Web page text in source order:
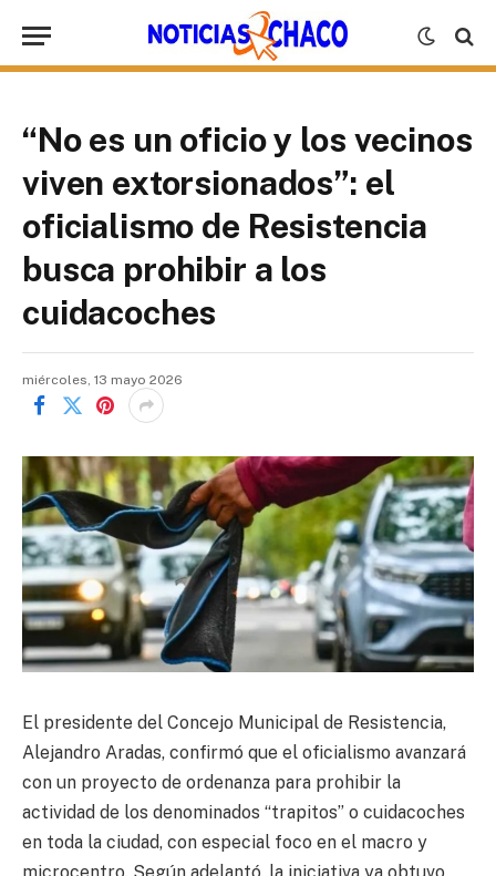
“No es un oficio y los vecinos
viven extorsionados”: el
oficialismo de Resistencia
busca prohibir a los
cuidacoches
miércoles, 13 mayo 2026
El presidente del Concejo Municipal de Resistencia,
Alejandro Aradas, confirmó que el oficialismo avanzará
con un proyecto de ordenanza para prohibir la
actividad de los denominados “trapitos” o cuidacoches
en toda la ciudad, con especial foco en el macro y